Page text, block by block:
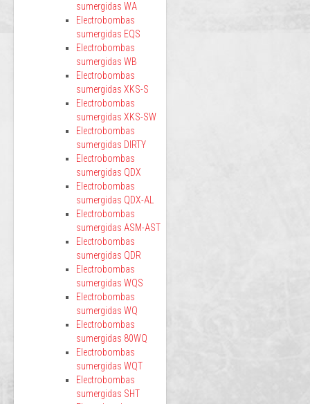
sumergidas WA
Electrobombas
sumergidas EQS
Electrobombas
sumergidas WB
Electrobombas
sumergidas XKS-S
Electrobombas
sumergidas XKS-SW
Electrobombas
sumergidas DIRTY
Electrobombas
sumergidas QDX
Electrobombas
sumergidas QDX-AL
Electrobombas
sumergidas ASM-AST
Electrobombas
sumergidas QDR
Electrobombas
sumergidas WQS
Electrobombas
sumergidas WQ
Electrobombas
sumergidas 80WQ
Electrobombas
sumergidas WQT
Electrobombas
sumergidas SHT